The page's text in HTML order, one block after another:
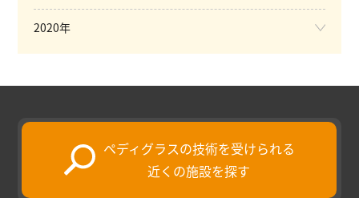
2020年
ペディグラスの技術を受けられる
近くの施設を探す